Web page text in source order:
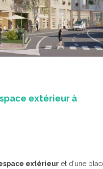
extérieur à
extérieur et d'une